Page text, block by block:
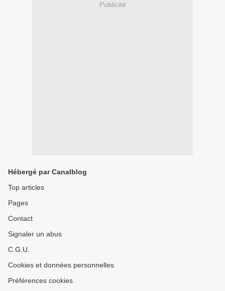
Publicité
Hébergé par Canalblog
Top articles
Pages
Contact
Signaler un abus
C.G.U.
Cookies et données personnelles
Préférences cookies